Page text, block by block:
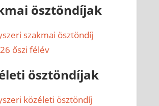
ösztöndíjak
szakmai ösztöndíj
őszi félév
ösztöndíjak
közéleti ösztöndíj